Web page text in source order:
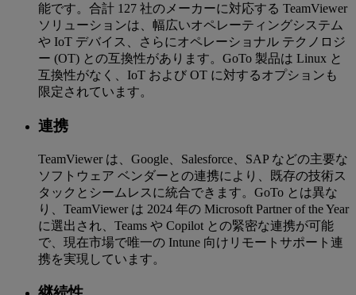
能です。合計 127 社のメーカーに対応する TeamViewer
ソリューションは、幅広いオペレーティングシステム
や IoT デバイス、さらにオペレーショナル テクノロジ
ー (OT) との互換性があります。GoTo 製品は Linux と
互換性がなく、IoT および OT に対するオプションも
限定されています。
連携
TeamViewer は、Google、Salesforce、SAP などの主要な
ソフトウェア ベンダーとの連携により、既存の技術ス
タックとシームレスに統合できます。GoTo とは異な
り、TeamViewer は 2024 年の Microsoft Partner of the Year
に選出され、Teams や Copilot との緊密な連携が可能
で、現在市場で唯一の Intune 向けリモートサポート連
携を実現しています。